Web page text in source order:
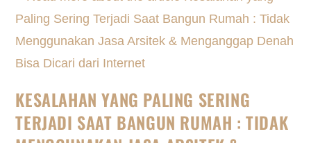
KESALAHAN YANG PALING SERING
TERJADI SAAT BANGUN RUMAH : TIDAK